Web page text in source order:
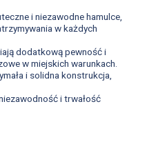
i niezawodne hamulce,
w każdych
dodatkową pewność i
w miejskich warunkach.
i solidna konstrukcja,
i trwałość